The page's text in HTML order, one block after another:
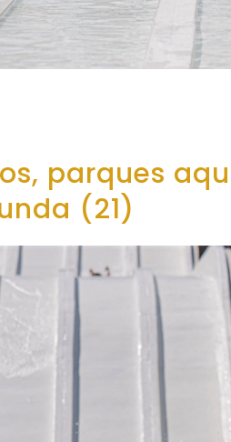
parques
(21)